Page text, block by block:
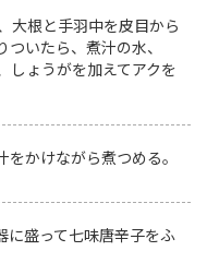
大根と手羽中を皮目から
いたら、煮汁の水、
しょうがを加えてアクを
かけながら煮つめる。
に盛って七味唐辛子をふ